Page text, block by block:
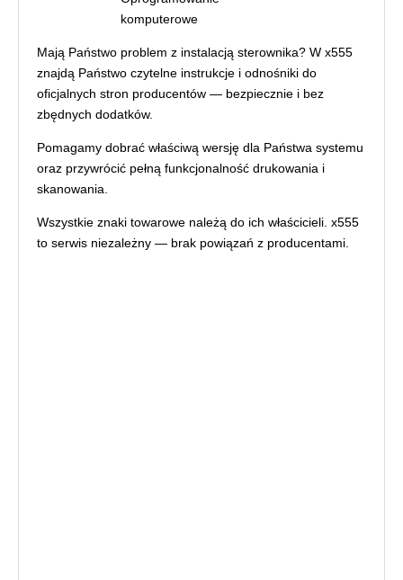
Mają Państwo problem z instalacją sterownika? W x555
znajdą Państwo czytelne instrukcje i odnośniki do
oficjalnych stron producentów — bezpiecznie i bez
zbędnych dodatków.
Pomagamy dobrać właściwą wersję dla Państwa systemu
oraz przywrócić pełną funkcjonalność drukowania i
skanowania.
Wszystkie znaki towarowe należą do ich właścicieli. x555
to serwis niezależny — brak powiązań z producentami.